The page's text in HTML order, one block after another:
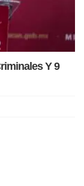
Y 9